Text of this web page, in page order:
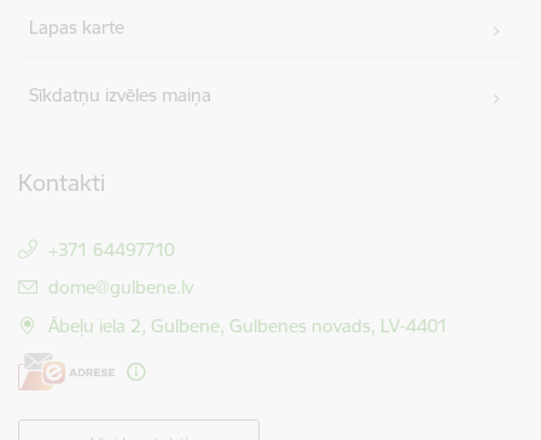
Lapas karte
Sīkdatņu izvēles maiņa
Kontakti
+371 64497710
E-pasts:
dome@gulbene.lv
Ābeļu iela 2, Gulbene, Gulbenes novads, LV-4401